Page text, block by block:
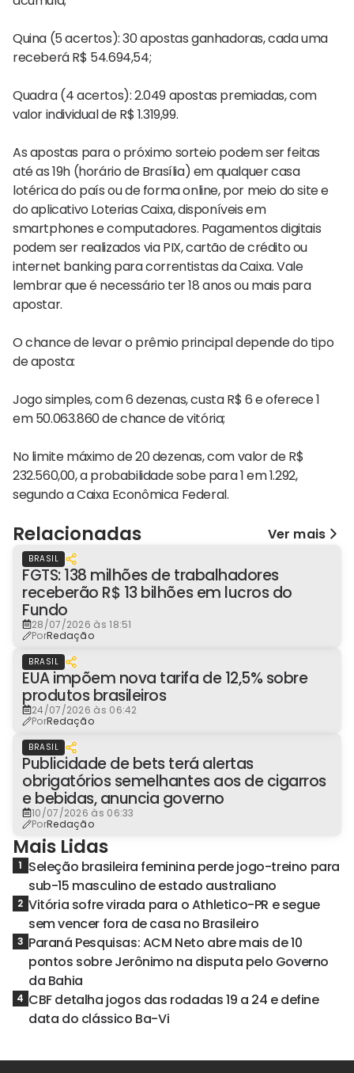
Quina (5 acertos): 30 apostas ganhadoras, cada uma
receberá R$ 54.694,54;
Quadra (4 acertos): 2.049 apostas premiadas, com
valor individual de R$ 1.319,99.
As apostas para o próximo sorteio podem ser feitas
até as 19h (horário de Brasília) em qualquer casa
lotérica do país ou de forma online, por meio do site e
do aplicativo Loterias Caixa, disponíveis em
smartphones e computadores. Pagamentos digitais
podem ser realizados via PIX, cartão de crédito ou
internet banking para correntistas da Caixa. Vale
lembrar que é necessário ter 18 anos ou mais para
apostar.
O chance de levar o prêmio principal depende do tipo
de aposta:
Jogo simples, com 6 dezenas, custa R$ 6 e oferece 1
em 50.063.860 de chance de vitória;
No limite máximo de 20 dezenas, com valor de R$
232.560,00, a probabilidade sobe para 1 em 1.292,
segundo a Caixa Econômica Federal.
Relacionadas Ver mais
BRASIL
FGTS: 138 milhões de trabalhadores
receberão R$ 13 bilhões em lucros do
Fundo
28/07/2026 às 18:51
PorRedação
BRASIL
EUA impõem nova tarifa de 12,5% sobre
produtos brasileiros
24/07/2026 às 06:42
PorRedação
BRASIL
Publicidade de bets terá alertas
obrigatórios semelhantes aos de cigarros
e bebidas, anuncia governo
10/07/2026 às 06:33
PorRedação
Mais Lidas
1 Seleção brasileira feminina perde jogo-treino para
sub-15 masculino de estado australiano
2 Vitória sofre virada para o Athletico-PR e segue
sem vencer fora de casa no Brasileiro
3 Paraná Pesquisas: ACM Neto abre mais de 10
pontos sobre Jerônimo na disputa pelo Governo
da Bahia
4 CBF detalha jogos das rodadas 19 a 24 e define
data do clássico Ba-Vi